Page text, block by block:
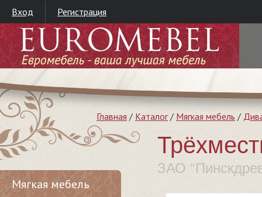
Вход Регистрация
Главная / Каталог/ Мягкая мебель /
ЗАО
Мягкая мебель